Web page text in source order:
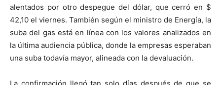
alentados por otro despegue del dólar, que cerró en $
42,10 el viernes. También según el ministro de Energía, la
suba del gas está en línea con los valores analizados en
la última audiencia pública, donde la empresas esperaban
una suba todavía mayor, alineada con la devaluación.